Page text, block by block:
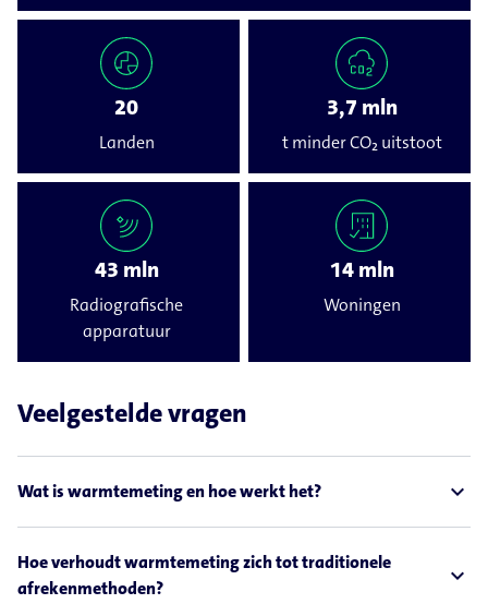
20
Landen
3,7 mln
t minder CO₂ uitstoot
43 mln
Radiografische
apparatuur
14 mln
Woningen
Veelgestelde vragen
Wat is warmtemeting en hoe werkt het? expand_less
Hoe verhoudt warmtemeting zich tot traditionele
afrekenmethoden?
expand_less